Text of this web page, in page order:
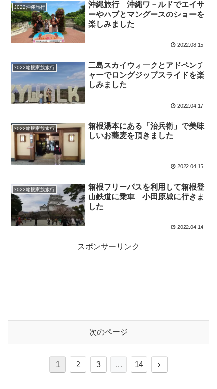
2022沖縄旅行
沖縄旅行 沖縄ワ－ルドでエイサ
ーやハブとマングースのショーを
楽しみました
2022.08.15
2022箱根家族旅行
三島スカイウォークとアドベンチ
ャーでロングジップスライドを楽
しみました
2022.04.17
2022箱根家族旅行
箱根湯本にある「治兵衛」で美味
しいお蕎麦を頂きました
2022.04.15
2022箱根家族旅行
箱根フリーパスを利用して箱根登
山鉄道に乗車 小田原城に行きま
した
2022.04.14
スポンサーリンク
次のページ
1 2 3 … 14
次